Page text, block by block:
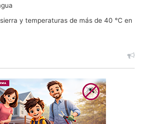
y temperaturas de más de 40 °C en